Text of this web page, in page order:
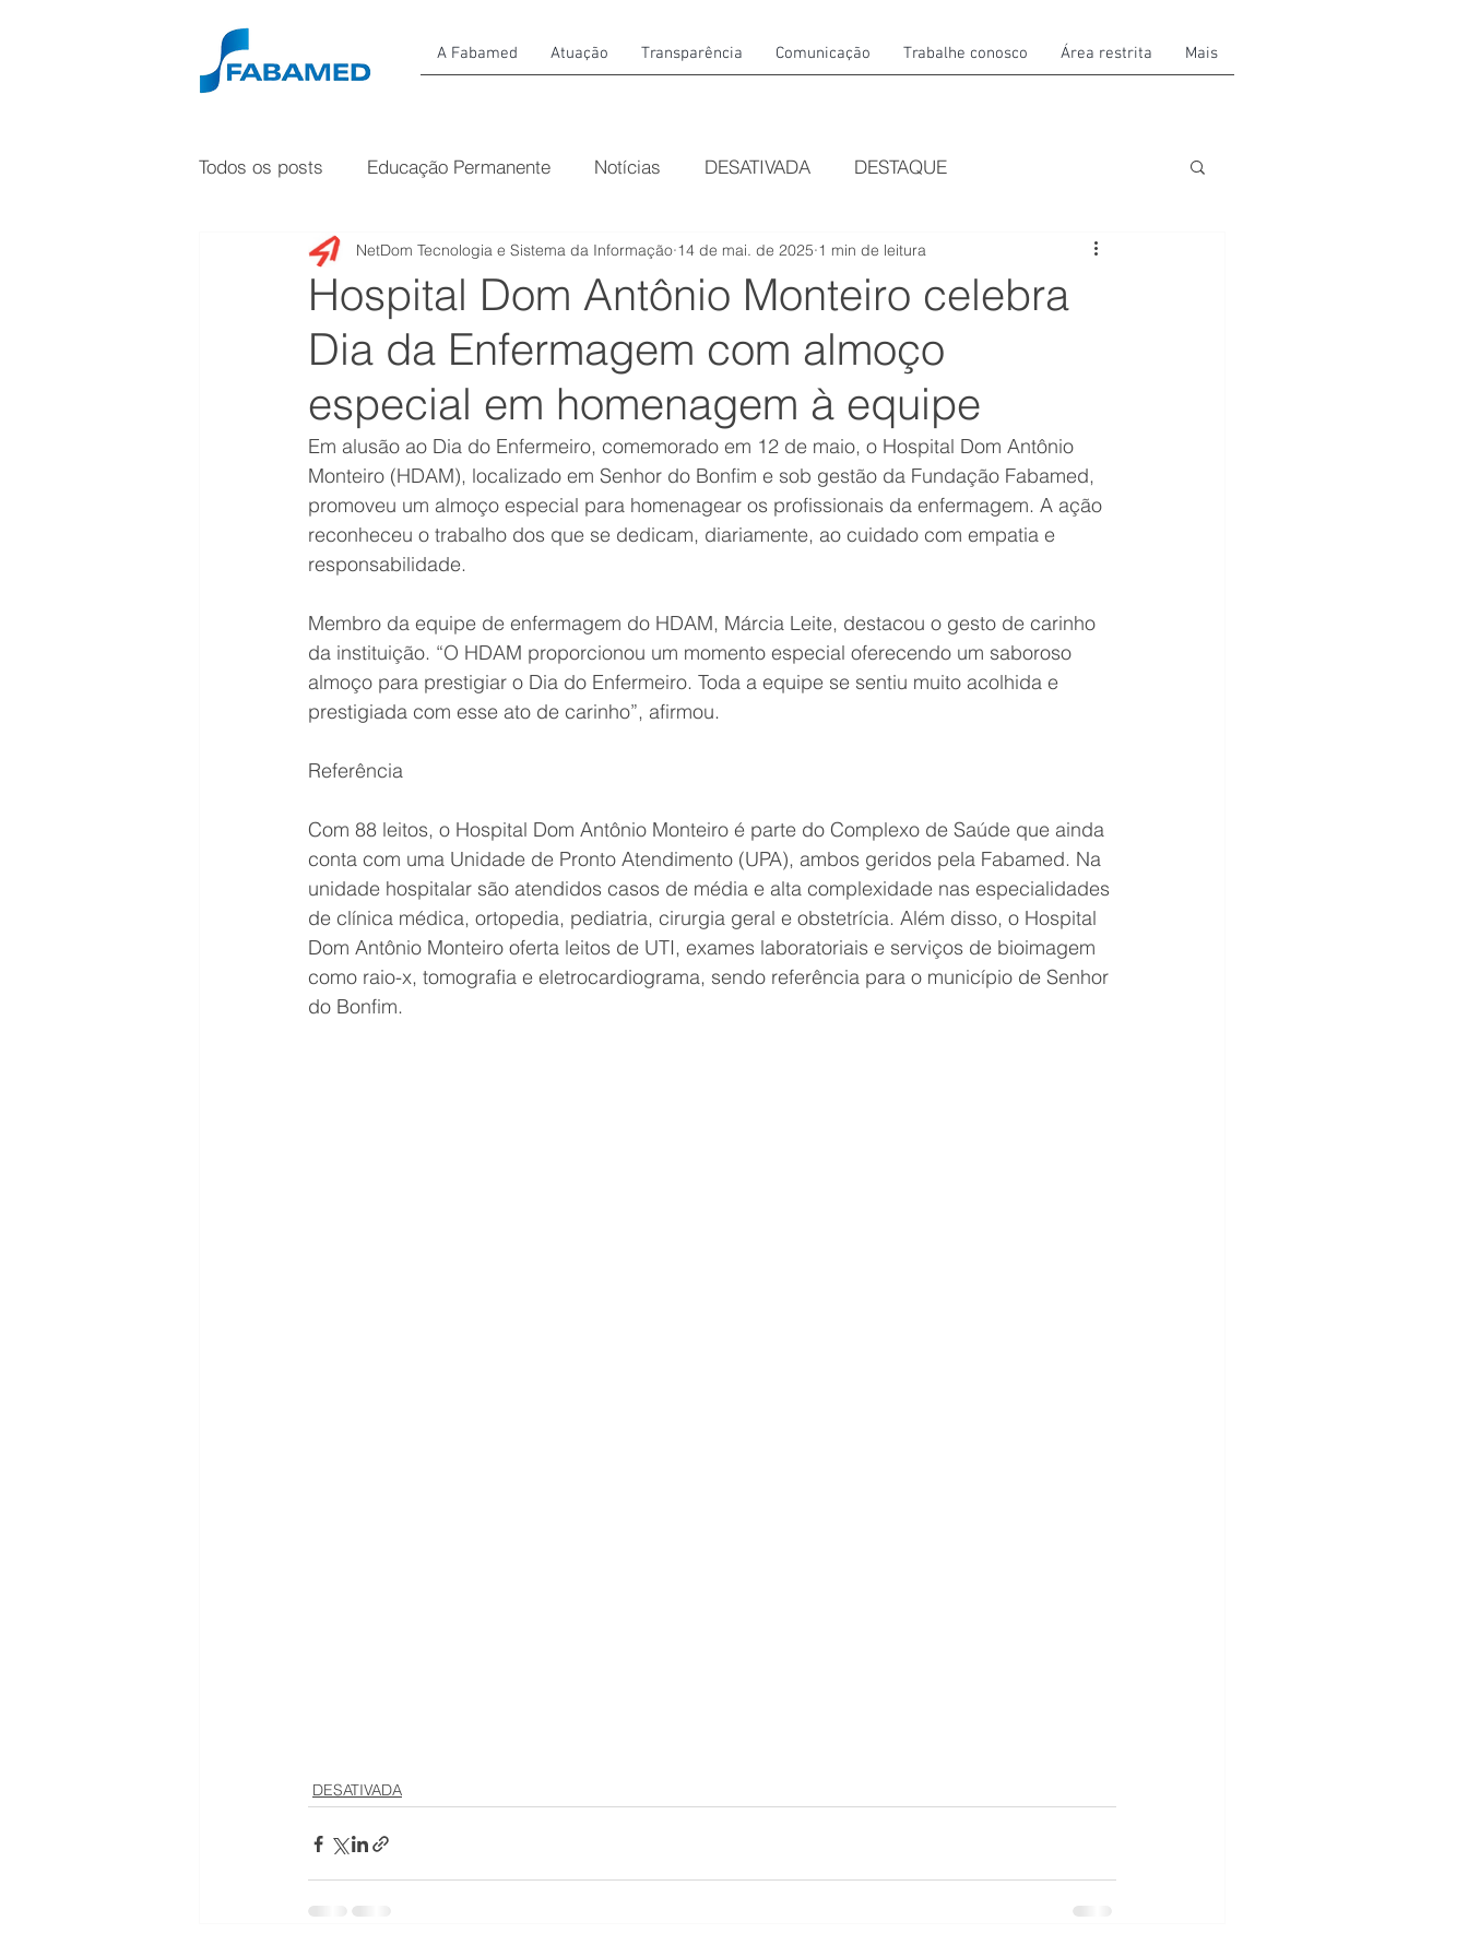
A Fabamed Atuação Transparência Comunicação Trabalhe conosco Área restrita Mais
Todos os posts Educação Permanente Notícias DESATIVADA DESTAQUE
Hospital Dom Antônio Monteiro celebra
Dia da Enfermagem com almoço
especial em homenagem à equipe
NetDom Tecnologia e Sistema da Informação 14 de mai. de 2025 1 min de leitura
Em alusão ao Dia do Enfermeiro, comemorado em 12 de maio, o Hospital Dom Antônio
Monteiro (HDAM), localizado em Senhor do Bonfim e sob gestão da Fundação Fabamed,
promoveu um almoço especial para homenagear os profissionais da enfermagem. A ação
reconheceu o trabalho dos que se dedicam, diariamente, ao cuidado com empatia e
responsabilidade.
Membro da equipe de enfermagem do HDAM, Márcia Leite, destacou o gesto de carinho
da instituição. “O HDAM proporcionou um momento especial oferecendo um saboroso
almoço para prestigiar o Dia do Enfermeiro. Toda a equipe se sentiu muito acolhida e
prestigiada com esse ato de carinho”, afirmou.
Referência
Com 88 leitos, o Hospital Dom Antônio Monteiro é parte do Complexo de Saúde que ainda
conta com uma Unidade de Pronto Atendimento (UPA), ambos geridos pela Fabamed. Na
unidade hospitalar são atendidos casos de média e alta complexidade nas especialidades
de clínica médica, ortopedia, pediatria, cirurgia geral e obstetrícia. Além disso, o Hospital
Dom Antônio Monteiro oferta leitos de UTI, exames laboratoriais e serviços de bioimagem
como raio-x, tomografia e eletrocardiograma, sendo referência para o município de Senhor
do Bonfim.
DESATIVADA